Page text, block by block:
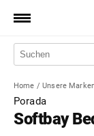
Produkte
Manufaktur
Aktionen
Home / Unsere
Porada
Softbay